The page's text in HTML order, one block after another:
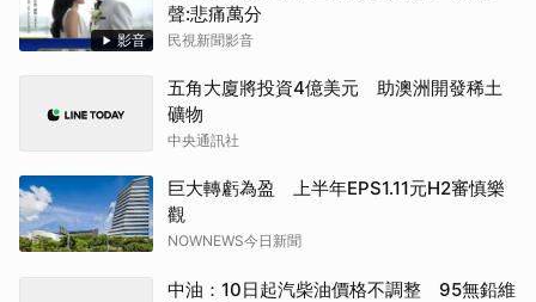
影音
聲:悲痛萬分
民視新聞影音
五角大廈將投資4億美元 助澳洲開發稀土
礦物
中央通訊社
巨大轉虧為盈 上半年EPS1.11元H2審慎樂
觀
NOWNEWS今日新聞
中油：10日起汽柴油價格不調整 95無鉛維